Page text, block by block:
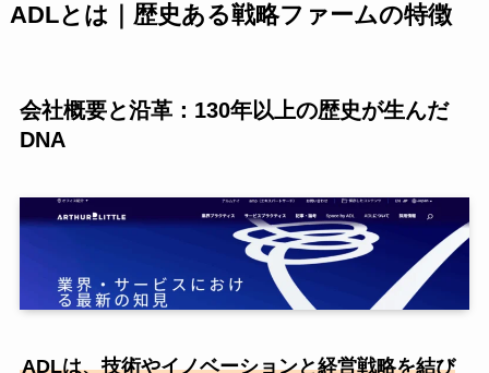
ADLとは｜歴史ある戦略ファームの特徴
会社概要と沿革：130年以上の歴史が生んだ
DNA
ADLは、技術やイノベーションと経営戦略を結び